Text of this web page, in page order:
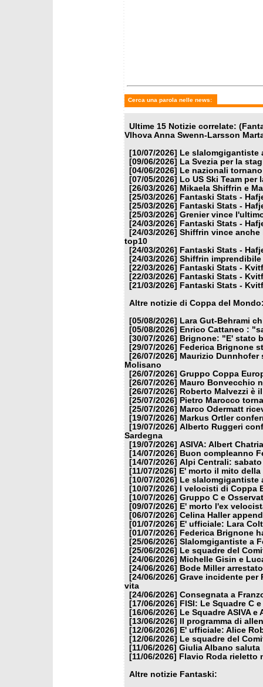
Cerca una parola nelle news:
Ultime 15 Notizie correlate:
Vlhova Anna Swenn-Larsson
[10/07/2026]
Le
[09/06/2026]
La Svezia per la
[04/06/2026]
Le nazionali
[07/05/2026]
Lo US Ski Team per
[26/03/2026] Mikaela Shiffrin e
[25/03/2026]
Fantaski Stats -
[25/03/2026]
Fantaski Stats -
[25/03/2026] Grenier vince
[24/03/2026]
Fantaski Stats -
[24/03/2026] Shiffrin vince anche
top10
[24/03/2026]
Fantaski Stats -
[24/03/2026] Shiffrin imprendibile
[22/03/2026]
Fantaski Stats -
[22/03/2026]
Fantaski Stats -
[21/03/2026]
Fantaski Stats -
Altre notizie di Coppa del
[05/08/2026]
Lara Gut-Behrami
[05/08/2026]
Enrico Cattaneo :
[30/07/2026]
Brignone: "E' stato
[29/07/2026]
Federica Brignone
[26/07/2026] Maurizio Dunnhofer
Molisano
[26/07/2026] Gruppo Coppa
[26/07/2026] Mauro Bonvecchio
[26/07/2026]
Roberto Malvezzi è
[25/07/2026]
Pietro Marocco
[25/07/2026] Marco Odermatt
[19/07/2026] Markus Ortler
[19/07/2026] Alberto Ruggeri
Sardegna
[19/07/2026] ASIVA: Albert
[14/07/2026]
Buon compleanno
[14/07/2026] Alpi Centrali:
[11/07/2026]
E' morto il mito
[10/07/2026]
Le
[10/07/2026]
I velocisti di Coppa
[10/07/2026] Gruppo C e
[09/07/2026]
E' morto l'ex
[06/07/2026] Celina Haller
[01/07/2026]
E' ufficiale: Lara
[01/07/2026]
Federica Brignone
[25/06/2026] Slalomgigantiste a
[25/06/2026]
Le squadre del
[24/06/2026] Michelle Gisin e
[24/06/2026]
Bode Miller
[24/06/2026] Grave incidente per
vita
[24/06/2026] Consegnata a
[17/06/2026]
FISI: Le Squadre C
[16/06/2026]
Le Squadre ASIVA
[13/06/2026]
Il programma di
[12/06/2026]
E' ufficiale: Alice
[12/06/2026]
Le squadre del
[11/06/2026] Giulia Albano saluta
[11/06/2026]
Flavio Roda rieletto
Altre notizie Fantaski: